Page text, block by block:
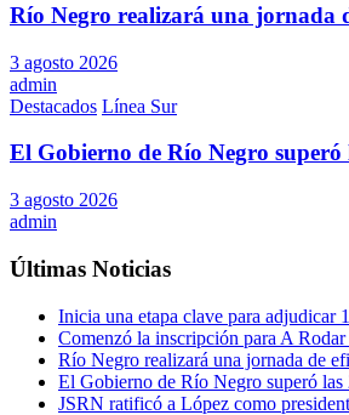
Río Negro realizará una jornada
3 agosto 2026
admin
Destacados Línea Sur
El Gobierno de Río Negro superó
3 agosto 2026
admin
Últimas Noticias
Inicia una etapa clave para
Comenzó la inscripción para A Rodar
Río Negro realizará una jornada de
El Gobierno de Río Negro superó las
JSRN ratificó a López como